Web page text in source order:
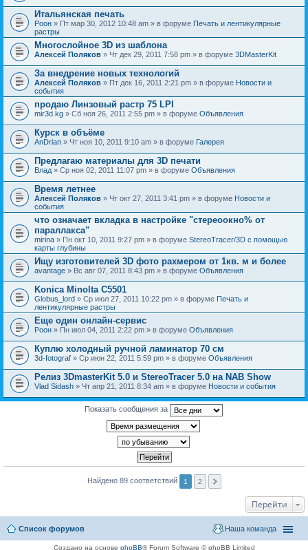
Итальянская печать
Pоон » Пт мар 30, 2012 10:48 am » в форуме Печать и лентикулярные
растры
Многослойное 3D из шаблона
Алексей Поляков » Чт дек 29, 2011 7:58 pm » в форуме 3DMasterKit
За внедрение новых технологий
Алексей Поляков » Пт дек 16, 2011 2:21 pm » в форуме Новости и
события
продаю Линзовый растр 75 LPI
mir3d.kg » Сб ноя 26, 2011 2:55 pm » в форуме Объявления
Курск в объёме
AnDrian » Чт ноя 10, 2011 9:10 am » в форуме Галерея
Предлагаю материалы для 3D печати
Влад » Ср ноя 02, 2011 11:07 pm » в форуме Объявления
Время летнее
Алексей Поляков » Чт окт 27, 2011 3:41 pm » в форуме Новости и
события
что означает вкладка в настройке "стереоокно% от
параллакса"
mirina » Пн окт 10, 2011 9:27 pm » в форуме StereoTracer/3D с помощью
карты глубины
Ищу изготовителей 3D фото рахмером от 1кв. м и более
avantage » Вс авг 07, 2011 8:43 pm » в форуме Объявления
Konica Minolta C5501
Globus_lord » Ср июл 27, 2011 10:22 pm » в форуме Печать и
лентикулярные растры
Еще один онлайн-сервис
Pоон » Пн июл 04, 2011 2:22 pm » в форуме Объявления
Куплю холодный ручной ламинатор 70 см
3d-fotograf » Ср июн 22, 2011 5:59 pm » в форуме Объявления
Релиз 3DmasterKit 5.0 и StereoTracer 5.0 на NAB Show
Vlad Sidash » Чт апр 21, 2011 8:34 am » в форуме Новости и события
Показать сообщения за
Найдено 89 соответствий 1 2
Перейти
Список форумов Наша команда
Создано на основе phpBB® Forum Software © phpBB Limited